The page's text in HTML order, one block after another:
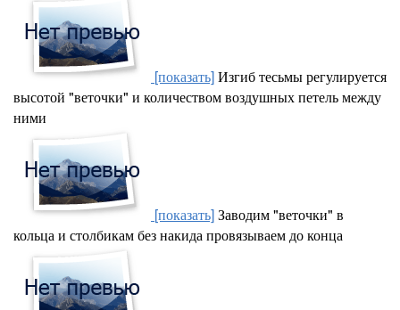
[показать]Изгиб тесьмы регулируется
высотой "веточки" и количеством воздушных петель между
ними
[показать]Заводим "веточки" в
кольца и столбикам без накида провязываем до конца